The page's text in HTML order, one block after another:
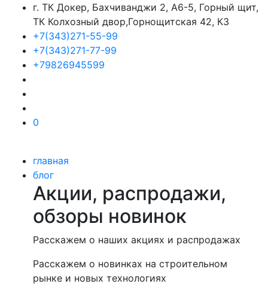
г. ТК Докер, Бахчиванджи 2, А6-5, Горный щит,
ТК Колхозный двор,Горнощитская 42, К3
+7(343)271-55-99
+7(343)271-77-99
+79826945599
0
главная
блог
Акции, распродажи,
обзоры новинок
Расскажем о наших акциях и распродажах
Расскажем о новинках на строительном
рынке и новых технологиях